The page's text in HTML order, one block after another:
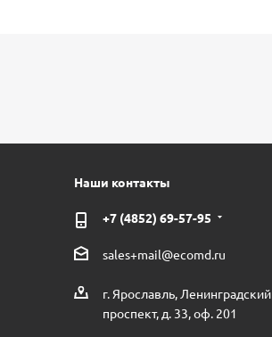
Наши контакты
+7 (4852) 69-57-95
sales+mail@ecomd.ru
г. Ярославль, Ленинградский
проспект, д. 33, оф. 201